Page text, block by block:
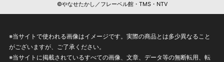
©やなせたかし／フレーベル館・TMS・NTV
※当サイトで使われる画像はイメージです。実際の商品とは多少異なること
がございますが、ご了承ください。
※当サイトに掲載されているすべての画像、文章、データ等の無断転用、転